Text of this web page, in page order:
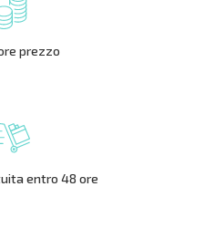
prezzo
entro 48 ore